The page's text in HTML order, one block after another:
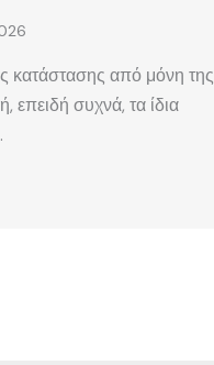
κατάστασης από μόνη της
επειδή συχνά, τα ίδια